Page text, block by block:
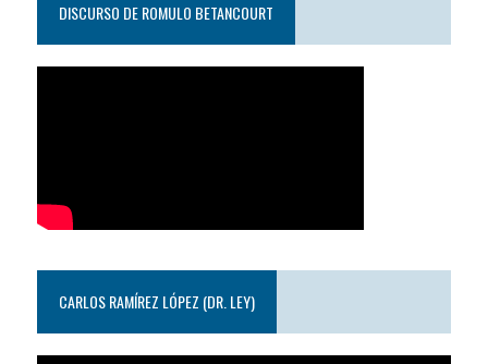
DISCURSO DE ROMULO BETANCOURT
CARLOS RAMÍREZ LÓPEZ (DR. LEY)